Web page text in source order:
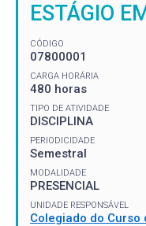
ESTÁGIO
CÓDIGO
07800001
CARGA HORÁRIA
480 horas
TIPO DE ATIVIDADE
DISCIPLINA
PERIODICIDADE
Semestral
MODALIDADE
PRESENCIAL
UNIDADE RESPONSÁVEL
Colegiado do Curso